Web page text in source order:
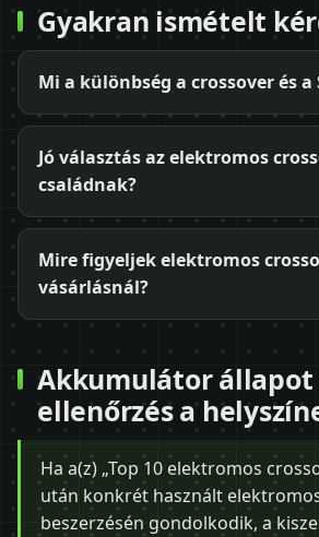
Gyakran ismételt
Mi a különbség a crossover és a
Jó választás az elektromos
családnak?
Mire figyeljek elektromos
vásárlásnál?
Akkumulátor állapot
ellenőrzés a
Ha a(z) „Top 10 elektromos
után konkrét használt
beszerzésén gondolkodik, a